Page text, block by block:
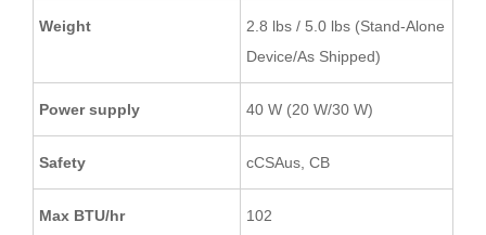
Weight
2.8 lbs / 5.0 lbs (Stand-Alone
Device/As Shipped)
Power supply 40 W (20 W/30 W)
Safety cCSAus, CB
Max BTU/hr 102